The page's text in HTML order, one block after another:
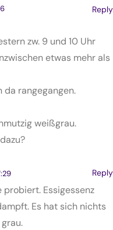
Reply
zw. 9 und 10 Uhr
etwas mehr als
da rangegangen.
weißgrau.
Reply
probiert. Essigessenz
Es hat sich nichts